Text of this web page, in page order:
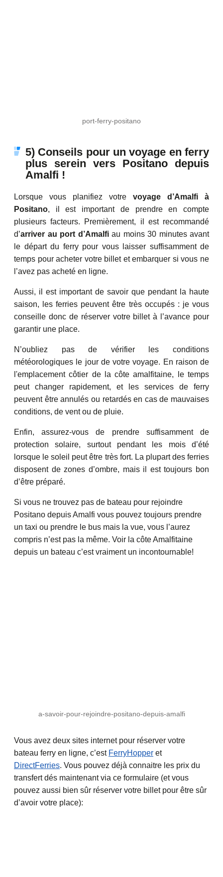
port-ferry-positano
5) Conseils pour un voyage en ferry
plus serein vers Positano depuis
Amalfi !
Lorsque vous planifiez votre voyage d’Amalfi à
Positano, il est important de prendre en compte
plusieurs facteurs. Premièrement, il est recommandé
d’arriver au port d’Amalfiau moins 30 minutes avant
le départ du ferry pour vous laisser suffisamment de
temps pour acheter votre billet et embarquer si vous ne
l’avez pas acheté en ligne.
Aussi, il est important de savoir que pendant la haute
saison, les ferries peuvent être très occupés : je vous
conseille donc de réserver votre billet à l’avance pour
garantir une place.
N’oubliez pas de vérifier les conditions
météorologiques le jour de votre voyage. En raison de
l'emplacement côtier de la côte amalfitaine, le temps
peut changer rapidement, et les services de ferry
peuvent être annulés ou retardés en cas de mauvaises
conditions, de vent ou de pluie.
Enfin, assurez-vous de prendre suffisamment de
protection solaire, surtout pendant les mois d’été
lorsque le soleil peut être très fort. La plupart des ferries
disposent de zones d’ombre, mais il est toujours bon
d’être préparé.
Si vous ne trouvez pas de bateau pour rejoindre
Positano depuis Amalfi vous pouvez toujours prendre
un taxi ou prendre le bus mais la vue, vous l’aurez
compris n’est pas la même. Voir la côte Amalfitaine
depuis un bateau c’est vraiment un incontournable!
a-savoir-pour-rejoindre-positano-depuis-amalfi
Vous avez deux sites internet pour réserver votre
bateau ferry en ligne, c’est FerryHopper et
DirectFerries. Vous pouvez déjà connaitre les prix du
transfert dés maintenant via ce formulaire (et vous
pouvez aussi bien sûr réserver votre billet pour être sûr
d’avoir votre place):